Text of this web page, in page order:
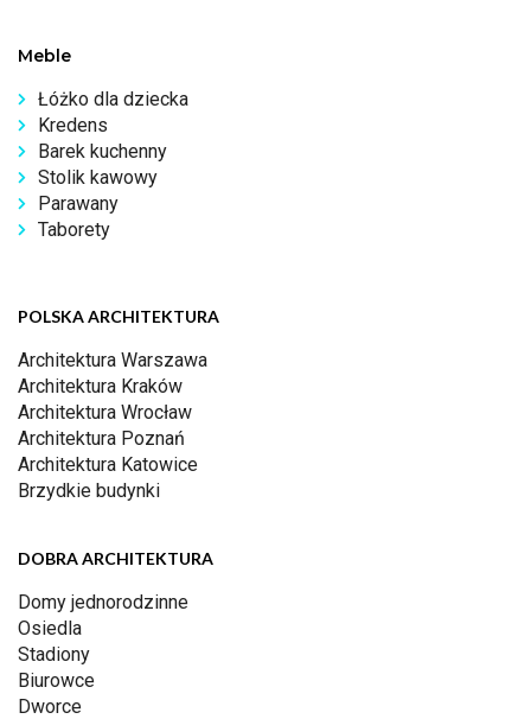
Meble
Łóżko dla dziecka
Kredens
Barek kuchenny
Stolik kawowy
Parawany
Taborety
POLSKA ARCHITEKTURA
Architektura Warszawa
Architektura Kraków
Architektura Wrocław
Architektura Poznań
Architektura Katowice
Brzydkie budynki
DOBRA ARCHITEKTURA
Domy jednorodzinne
Osiedla
Stadiony
Biurowce
Dworce